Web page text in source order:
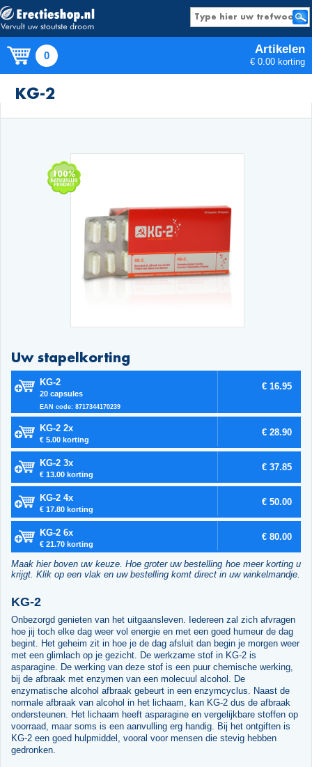
0 Artikelen
€ 0.00 korting
KG-2
Uw stapelkorting
KG-2
20 capsules
EAN code: 8717344170239
€ 16.95
KG-2 2x
€ 5.00 korting
€ 28.90
KG-2 3x
€ 13.00 korting
€ 37.85
KG-2 4x
€ 17.80 korting
€ 50.00
KG-2 6x
€ 21.70 korting
€ 80.00
Maak hier boven uw keuze. Hoe groter uw bestelling hoe meer korting u
krijgt. Klik op een vlak en uw bestelling komt direct in uw winkelmandje.
KG-2
Onbezorgd genieten van het uitgaansleven. Iedereen zal zich afvragen
hoe jij toch elke dag weer vol energie en met een goed humeur de dag
begint. Het geheim zit in hoe je de dag afsluit dan begin je morgen weer
met een glimlach op je gezicht. De werkzame stof in KG-2 is
asparagine. De werking van deze stof is een puur chemische werking,
bij de afbraak met enzymen van een molecuul alcohol. De
enzymatische alcohol afbraak gebeurt in een enzymcyclus. Naast de
normale afbraak van alcohol in het lichaam, kan KG-2 dus de afbraak
ondersteunen. Het lichaam heeft asparagine en vergelijkbare stoffen op
voorraad, maar soms is een aanvulling erg handig. Bij het ontgiften is
KG-2 een goed hulpmiddel, vooral voor mensen die stevig hebben
gedronken.